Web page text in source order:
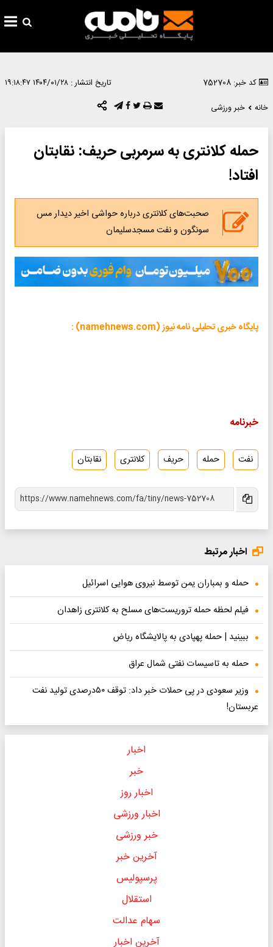
کد خبر: 752708 تاریخ انتشار : ۱۴۰۴/۰۱/۲۸ ۱۹:۱۸:۴۷
خانه
خبر ورزشی
حمله کلانتری به سرمربی حریف: نقابتان
افتاد!
صحبت‌های کلانتری درباره حواشی اخیر دیدار مس
سونگون و نفت مسجدسلیمان
پایگاه خبری تحلیلی نامه نیوز (namehnews.com) :
خبرنامه
نفت حمله حریف کلانتری نقابتان
اخبار مرتبط
حمله و بمباران یمن توسط نیروی هوایی اسرائیل
فیلم لحظه حمله تروریست‌های مسلح به کلانتری زاهدان
ببینید | حمله پهپادی به پالایشگاه ریاض
حمله به تاسیسات نفتی شمال عراق
وزیر سعودی در پی حملات خبر داد: توقف ۵۰درصدی تولید نفت
عربستان!
اخبار
خبر
اخبار روز
اخبار ورزشی
خبر ورزشی
آخرین خبر
پرسپولیس
استقلال
سهام عدالت
آخرین اخبار